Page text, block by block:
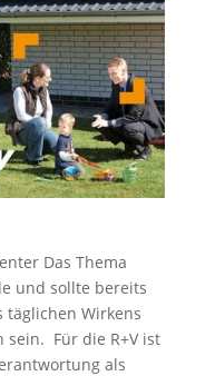
Das Thema
und sollte bereits
täglichen Wirkens
Für die R+V ist
als